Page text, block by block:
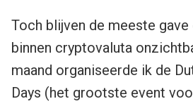
Toch blijven de meeste
binnen cryptovaluta
maand organiseerde ik de
Days (het grootste event